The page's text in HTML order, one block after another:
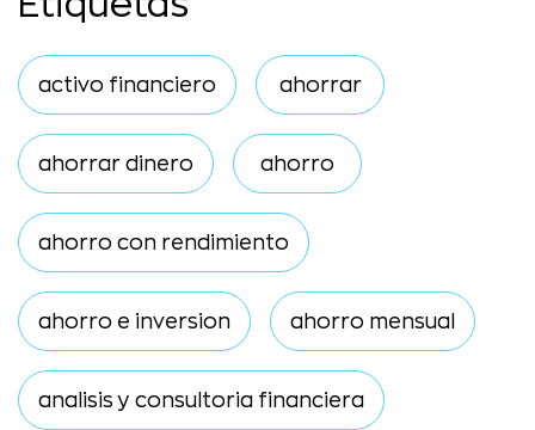
activo financiero ahorrar
ahorrar dinero ahorro
ahorro con rendimiento
ahorro e inversion ahorro mensual
analisis y consultoria financiera